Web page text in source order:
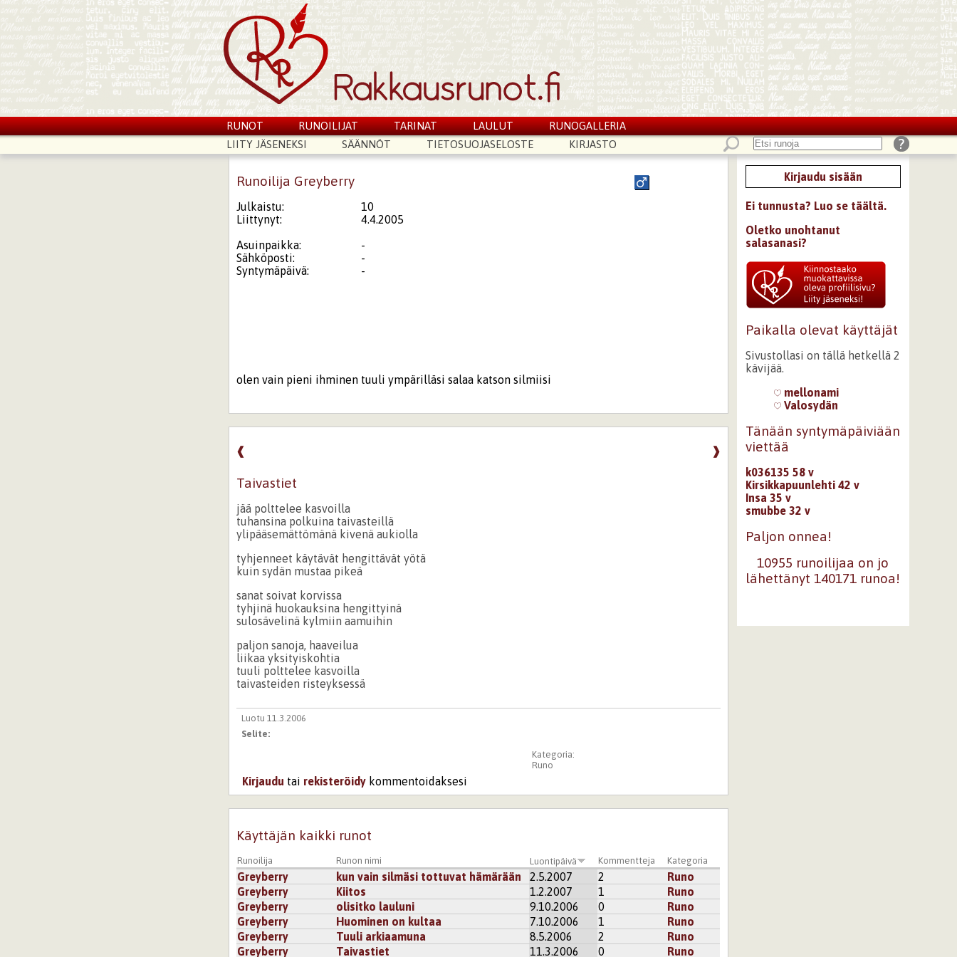
RUNOT RUNOILIJAT TARINAT LAULUT
RUNOGALLERIA
LIITY JÄSENEKSI
SÄÄNNÖT TIETOSUOJASELOSTE KIRJASTO
Runoilija Greyberry
Julkaistu:
10
Liittynyt:
4.4.2005
Asuinpaikka:
-
Sähköposti:
-
Syntymäpäivä:
-
olen vain pieni ihminen tuuli ympärilläsi salaa katson silmiisi
❱
❰
Taivastiet
jää polttelee kasvoilla
tuhansina polkuina taivasteillä
ylipääsemättömänä kivenä aukiolla
tyhjenneet käytävät hengittävät yötä
kuin sydän mustaa pikeä
sanat soivat korvissa
tyhjinä huokauksina hengittyinä
sulosävelinä kylmiin aamuihin
paljon sanoja, haaveilua
liikaa yksityiskohtia
tuuli polttelee kasvoilla
taivasteiden risteyksessä
Luotu 11.3.2006
Selite:
Kategoria:
Runo
Kirjaudu tai rekisteröidy kommentoidaksesi
Käyttäjän kaikki runot
Runoilija Runon nimi Luontipäivä Kommentteja Kategoria
Greyberry kun vain silmäsi tottuvat hämärään 2.5.2007 2
Runo
Greyberry
Kiitos 1.2.2007 1
Runo
Greyberry
olisitko lauluni 9.10.2006 0
Runo
Greyberry
Huominen on kultaa 7.10.2006 1
Runo
Greyberry
Tuuli arkiaamuna 8.5.2006 2
Runo
Greyberry
Taivastiet 11.3.2006 0 Runo
Kirjaudu sisään
Ei tunnusta? Luo se täältä.
Oletko unohtanut
salasanasi?
Paikalla olevat käyttäjät
Sivustollasi on tällä hetkellä 2
kävijää.
mellonami
Valosydän
Tänään syntymäpäiviään
viettää
k036135 58 v
Kirsikkapuunlehti 42 v
Insa 35 v
smubbe 32 v
Paljon onnea!
10955 runoilijaa on jo
lähettänyt 140171 runoa!